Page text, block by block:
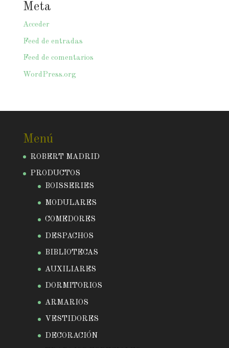
Meta
Acceder
Feed de entradas
Feed de comentarios
WordPress.org
Menú
ROBERT MADRID
PRODUCTOS
BOISSERIES
MODULARES
COMEDORES
DESPACHOS
BIBLIOTECAS
AUXILIARES
DORMITORIOS
ARMARIOS
VESTIDORES
DECORACIÓN